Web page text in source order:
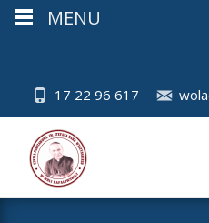
17 22 96 617
MENU